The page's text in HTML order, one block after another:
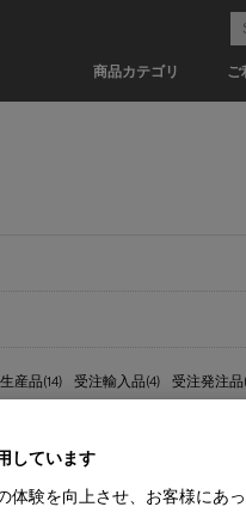
商品カテゴリ ご
産品(14) 受注輸入品(4) 受注発注品
しています
体験を向上させ、お客様にあ